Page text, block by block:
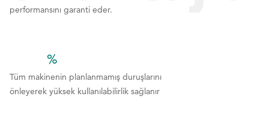
performansını garanti eder.
11
2
1
%
Tüm makinenin planlanmamış duruşlarını
önleyerek yüksek kullanılabilirlik sağlanır